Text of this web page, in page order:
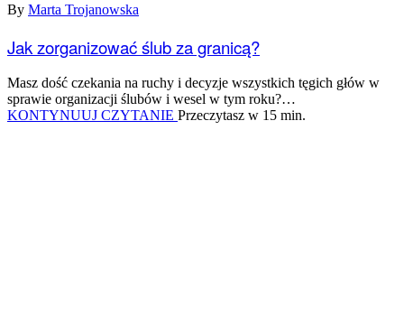
By Marta Trojanowska
Jak zorganizować ślub za granicą?
Masz dość czekania na ruchy i decyzje wszystkich tęgich głów w
sprawie organizacji ślubów i wesel w tym roku?…
KONTYNUUJ CZYTANIE Jak
Przeczytasz w 15 min.